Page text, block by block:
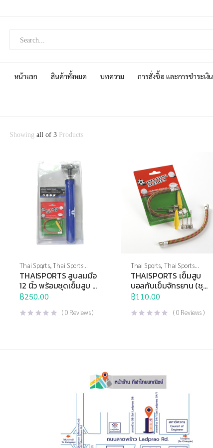
หน้าแรก สินค้าทั้งหมด บทความ การสั่งซื้อ และการชำระเงิน
Showing all of 3 Products
Thai Sports,Thai Sports
Brand,ที่สูบลม,อุปกรณ์สนาม
THAISPORTS สูบลมมือ
12 นิ้ว พร้อมชุดเข็มสูบ 3
แบบ
฿250.00
(0 Reviews )
Thai Sports,Thai Sports
Brand,ที่สูบลม,อุปกรณ์สนาม
THAISPORTS เข็มสูบ
บอลกับเข็มจักรยาน (ชุด
รวม)
฿110.00
(0 Reviews )